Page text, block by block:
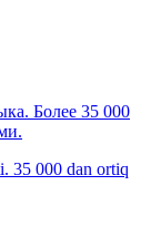
Более 35 000
35 000 dan ortiq